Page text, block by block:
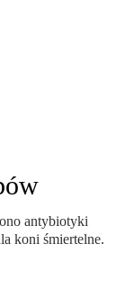
antybiotyki
koni śmiertelne.